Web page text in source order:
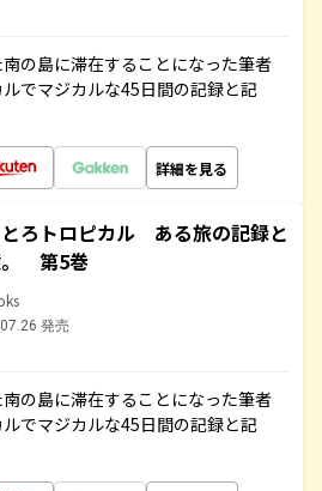
の島に滞在することになった筆者
でマジカルな45日間の記録と記
詳細を見る
ろトロピカル ある旅の記録と
。 第5巻
発売
の島に滞在することになった筆者
でマジカルな45日間の記録と記